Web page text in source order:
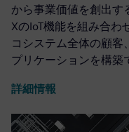
から事業価値を創出す
XのIoT機能を組み合わ
コシステム全体の顧客
プリケーションを構築
詳細情報